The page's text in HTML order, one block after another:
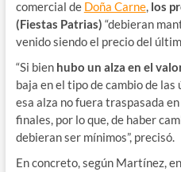
comercial de Doña Carne, los
(Fiestas Patrias) “debieran
venido siendo el precio del
“Si bien hubo un alza en el
baja en el tipo de cambio de
esa alza no fuera traspasada
finales, por lo que, de haber
debieran ser mínimos”, precisó.
En concreto, según Martínez,